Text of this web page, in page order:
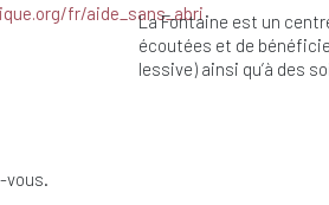
fr/aide_sans_abri
vous.
La Fontaine est un
écoutées et de
lessive) ainsi qu’à des